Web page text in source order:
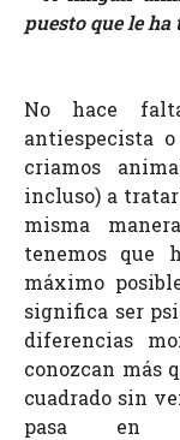
puesto que le
No hace
antiespecista
criamos
incluso) a
misma
tenemos que
máximo
significa ser
diferencias
conozcan más
cuadrado sin
pasa en